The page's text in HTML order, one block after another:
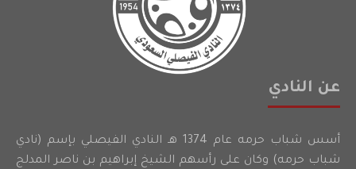
عن النادي
أسس شباب حرمه عام 1374 هـ النادي الفيصلي بإسم (نادي
شباب حرمه) وكان على رأسهم الشيخ إبراهيم بن ناصر المدلج